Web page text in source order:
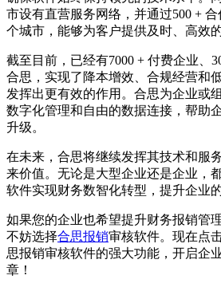
市设有直营服务网络，并通过500 +
个城市，能够为客户提供及时、高效
截至目前，已经有7000 + 付费企业、
合思，实现了降本增效、合规经营和
发挥出更有效的作用。合思为企业或
数字化管理和自由的数据连接，帮助
升级。
在未来，合思将继续发挥其技术和服
来价值。无论是大型企业还是企业，
软件实现财务数智化转型，提升企业
如果您的企业也希望提升财务报销管
不妨选择合思报销审核软件。现在点
思报销审核软件的强大功能，开启企
章！